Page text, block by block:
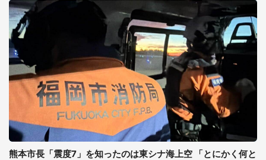
熊本市長「震度7」を知ったのは東シナ海上空 「とにかく何と